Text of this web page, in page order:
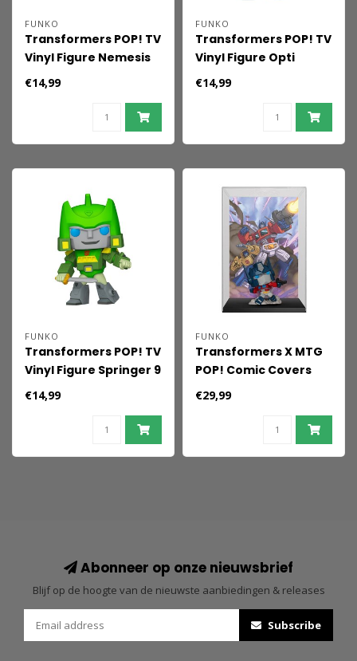
FUNKO
Transformers POP! TV
Vinyl Figure Nemesis
Prime 9 cm
€14,99
FUNKO
Transformers POP! TV
Vinyl Figure Opti
Primal 9 cm
€14,99
FUNKO
Transformers POP! TV
Vinyl Figure Springer 9
cm
€14,99
FUNKO
Transformers X MTG
POP! Comic Covers
Vinyl Figure Optimus
Gathering) 9 cm
€29,99
Abonneer op onze nieuwsbrief
Blijf op de hoogte van de nieuwste aanbiedingen & releases
Subscribe